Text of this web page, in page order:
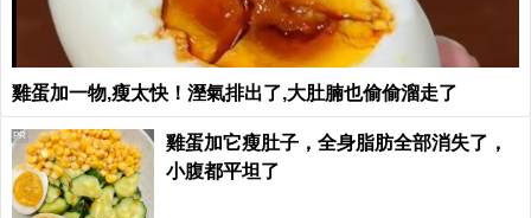
雞蛋加一物,瘦太快！溼氣排出了,大肚腩也偷偷溜走了
雞蛋加它瘦肚子，全身脂肪全部消失了，
小腹都平坦了
PR